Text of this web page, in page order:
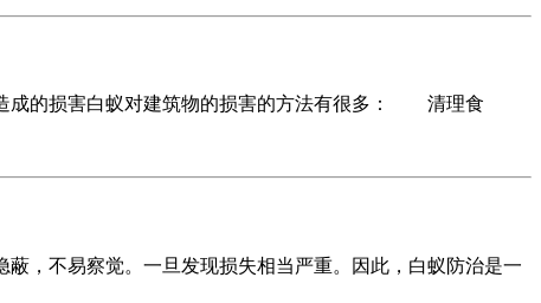
的损害白蚁对建筑物的损害的方法有很多： 清理食
不易察觉。一旦发现损失相当严重。因此，白蚁防治是一